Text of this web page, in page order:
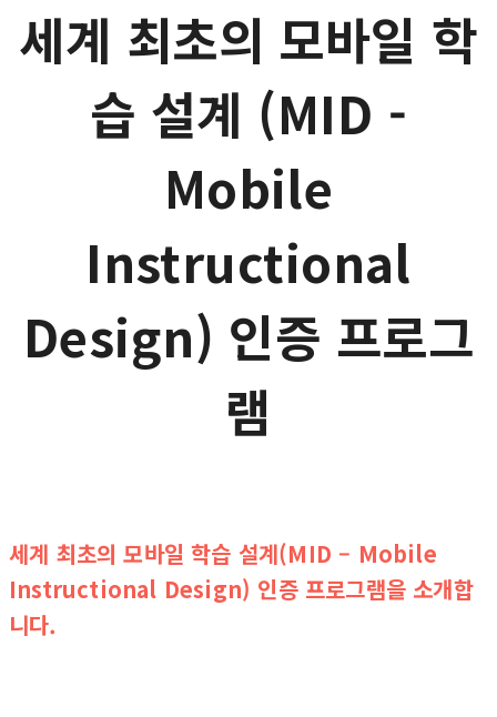
세계 최초의 모바일 학
습 설계 (MID -
Mobile
Instructional
Design) 인증 프로그
램
세계 최초의 모바일 학습 설계(MID – Mobile
Instructional Design) 인증 프로그램을 소개합
니다.